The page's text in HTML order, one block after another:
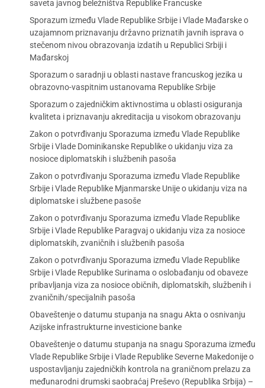
saveta javnog beležništva Republike Francuske
Sporazum između Vlade Republike Srbije i Vlade Mađarske o
uzajamnom priznavanju državno priznatih javnih isprava o
stečenom nivou obrazovanja izdatih u Republici Srbiji i
Mađarskoj
Sporazum o saradnji u oblasti nastave francuskog jezika u
obrazovno-vaspitnim ustanovama Republike Srbije
Sporazum o zajedničkim aktivnostima u oblasti osiguranja
kvaliteta i priznavanju akreditacija u visokom obrazovanju
Zakon o potvrđivanju Sporazuma između Vlade Republike
Srbije i Vlade Dominikanske Republike o ukidanju viza za
nosioce diplomatskih i službenih pasoša
Zakon o potvrđivanju Sporazuma između Vlade Republike
Srbije i Vlade Republike Mjanmarske Unije o ukidanju viza na
diplomatske i službene pasoše
Zakon o potvrđivanju Sporazuma između Vlade Republike
Srbije i Vlade Republike Paragvaj o ukidanju viza za nosioce
diplomatskih, zvaničnih i službenih pasoša
Zakon o potvrđivanju Sporazuma između Vlade Republike
Srbije i Vlade Republike Surinama o oslobađanju od obaveze
pribavljanja viza za nosioce običnih, diplomatskih, službenih i
zvaničnih/specijalnih pasoša
Obaveštenje o datumu stupanja na snagu Akta o osnivanju
Azijske infrastrukturne investicione banke
Obaveštenje o datumu stupanja na snagu Sporazuma između
Vlade Republike Srbije i Vlade Republike Severne Makedonije o
uspostavljanju zajedničkih kontrola na graničnom prelazu za
međunarodni drumski saobraćaj Preševo (Republika Srbija) –